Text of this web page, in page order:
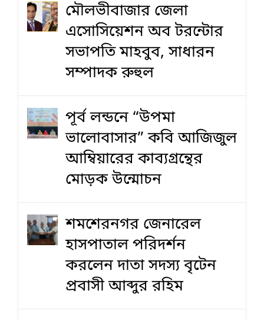
মৌলভীবাজার জেলা
এসোসিয়েশন অব টরন্টোর
সভাপতি মাহবুব, সাধারন
সম্পাদক রুহুল
পূর্ব লন্ডনে “উপমা
ভালোবাসার” কবি আজিজুল
আম্বিয়ারের কাব্যগ্রন্থের
মোড়ক উন্মোচন
শমশেরনগর জেনারেল
হাসপাতাল পরিদর্শন
করলেন দাতা সদস্য বৃটেন
প্রবাসী আব্দুর রহিম